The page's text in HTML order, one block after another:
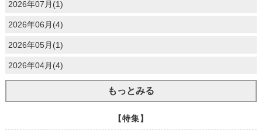
2026年07月(1)
2026年06月(4)
2026年05月(1)
2026年04月(4)
もっとみる
【特集】